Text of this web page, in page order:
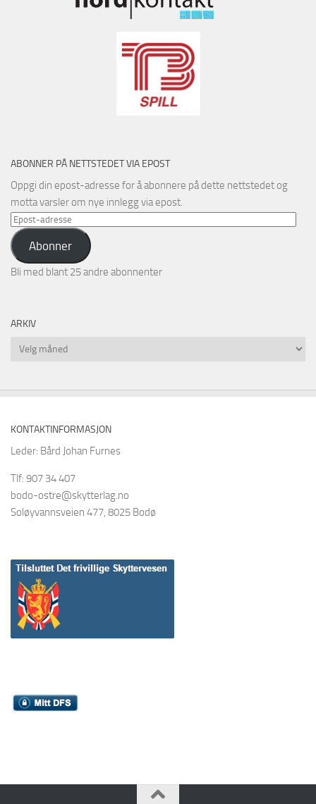
ABONNER PÅ NETTSTEDET VIA EPOST
Oppgi din epost-adresse for å abonnere på dette nettstedet og
motta varsler om nye innlegg via epost.
Epost-
adresse
Abonner
Bli med blant 25 andre abonnenter
ARKIV
Arkiv
KONTAKTINFORMASJON
Leder: Bård Johan Furnes
Tlf: 907 34 407
bodo-ostre@skytterlag.no
Soløyvannsveien 477, 8025 Bodø